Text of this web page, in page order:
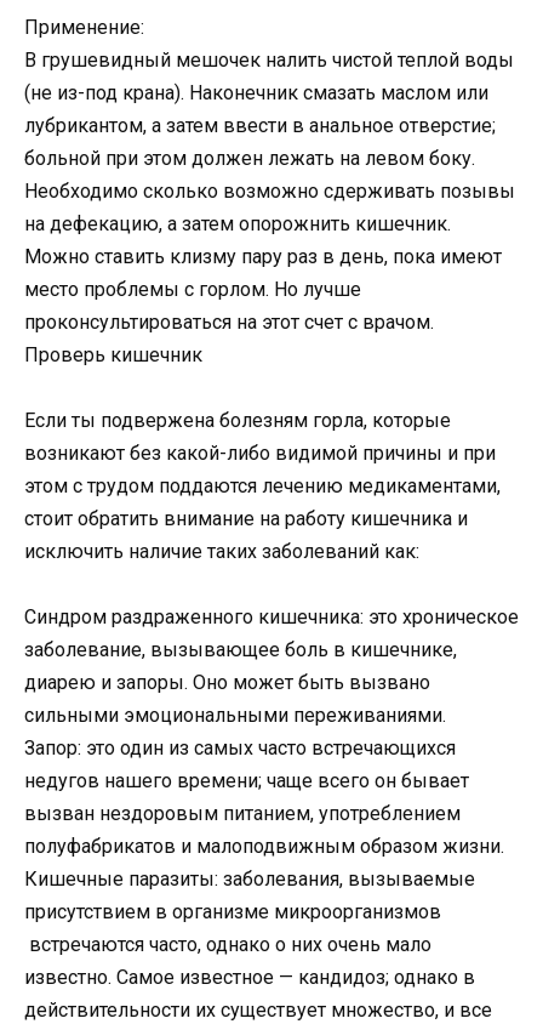
Применение:
В грушевидный мешочек налить чистой теплой воды
(не из-под крана). Наконечник смазать маслом или
лубрикантом, а затем ввести в анальное отверстие;
больной при этом должен лежать на левом боку.
Необходимо сколько возможно сдерживать позывы
на дефекацию, а затем опорожнить кишечник.
Можно ставить клизму пару раз в день, пока имеют
место проблемы с горлом. Но лучше
проконсультироваться на этот счет с врачом.
Проверь кишечник
Если ты подвержена болезням горла, которые
возникают без какой-либо видимой причины и при
этом с трудом поддаются лечению медикаментами,
стоит обратить внимание на работу кишечника и
исключить наличие таких заболеваний как:
Синдром раздраженного кишечника: это хроническое
заболевание, вызывающее боль в кишечнике,
диарею и запоры. Оно может быть вызвано
сильными эмоциональными переживаниями.
Запор: это один из самых часто встречающихся
недугов нашего времени; чаще всего он бывает
вызван нездоровым питанием, употреблением
полуфабрикатов и малоподвижным образом жизни.
Кишечные паразиты: заболевания, вызываемые
присутствием в организме микроорганизмов
встречаются часто, однако о них очень мало
известно. Самое известное — кандидоз; однако в
действительности их существует множество, и все